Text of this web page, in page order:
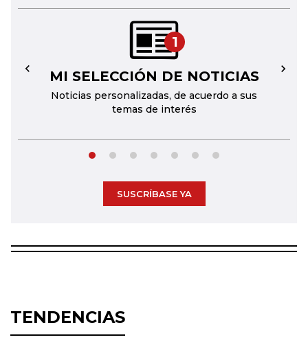
1
MI SELECCIÓN DE NOTICIAS
Noticias personalizadas, de acuerdo a sus
temas de interés
← →
SUSCRÍBASE YA
TENDENCIAS